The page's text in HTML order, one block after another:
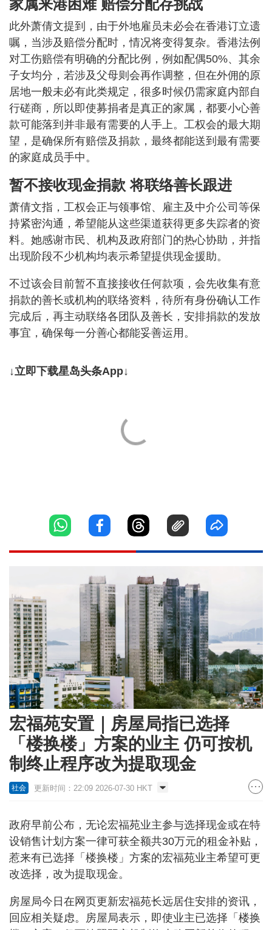
家属来港困难 赔偿分配存挑战
此外萧倩文提到，由于外地雇员未必会在香港订立遗
嘱，当涉及赔偿分配时，情况将变得复杂。香港法例
对工伤赔偿有明确的分配比例，例如配偶50%、其余
子女均分，若涉及父母则会再作调整，但在外佣的原
居地一般未必有此类规定，很多时候仍需家庭内部自
行磋商，所以即使募捐者是真正的家属，都要小心善
款可能落到并非最有需要的人手上。工权会的最大期
望，是确保所有赔偿及捐款，最终都能送到最有需要
的家庭成员手中。
暂不接收现金捐款 将联络善长跟进
萧倩文指，工权会正与领事馆、雇主及中介公司等保
持紧密沟通，希望能从这些渠道获得更多失踪者的资
料。她感谢市民、机构及政府部门的热心协助，并指
出现阶段不少机构均表示希望提供现金援助。
不过该会目前暂不直接接收任何款项，会先收集有意
捐款的善长或机构的联络资料，待所有身份确认工作
完成后，再主动联络各团队及善长，安排捐款的发放
事宜，确保每一分善心都能妥善运用。
↓立即下载星岛头条App↓
宏福苑安置｜房屋局指已选择
「楼换楼」方案的业主 仍可按机
制终止程序改为提取现金
社会 更新时间：22:09 2026-07-30 HKT
政府早前公布，无论宏福苑业主参与选择现金或在特
设销售计划方案一律可获全额共30万元的租金补贴，
惹来有已选择「楼换楼」方案的宏福苑业主希望可更
改选择，改为提取现金。
房屋局今日在网页更新宏福苑长远居住安排的资讯，
回应相关疑虑。房屋局表示，即使业主已选择「楼换